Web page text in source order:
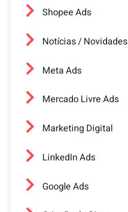
Shopee Ads
Notícias / Novidades
Meta Ads
Mercado Livre Ads
Marketing Digital
LinkedIn Ads
Google Ads